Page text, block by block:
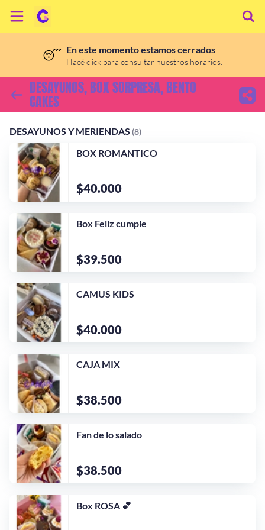
Inicio
Información
Ubicación
¡Quiero una
tienda así para mi
emprendimiento!
😴 En este momento estamos cerrados
Hacé click para consultar nuestros horarios.
DESAYUNOS, BOX SORPRESA, BENTO
CAKES
DESAYUNOS Y MERIENDAS (8)
BOX ROMANTICO
$40.000
Box Feliz cumple
$39.500
CAMUS KIDS
$40.000
CAJA MIX
$38.500
Fan de lo salado
$38.500
Box ROSA 💕